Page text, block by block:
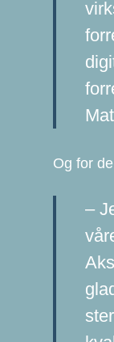
Og for
–